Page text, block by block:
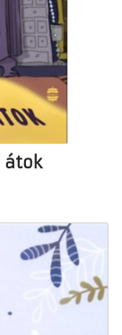
átok